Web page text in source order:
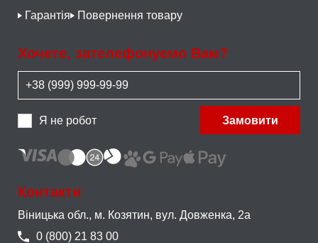
Гарантія
Повернення товару
Хочете, зателефонуємо Вам?
Я не робот Замовити
Контакти
Віницька обл., м. Козятин, вул. Довженка, 2а
0 (800) 21 83 00